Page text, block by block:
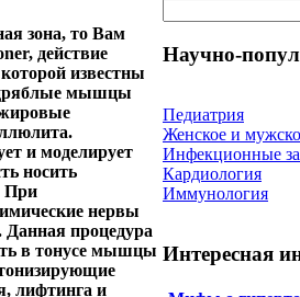
зона, то Вам
действие
известны
дряблые мышцы
и моделирует
носить
При
нервы
Данная процедура
в тонусе мышцы
лифтинга и
Научно-
Педиатрия
Женское и
Инфекционные
Кардиология
Иммунология
Интересная